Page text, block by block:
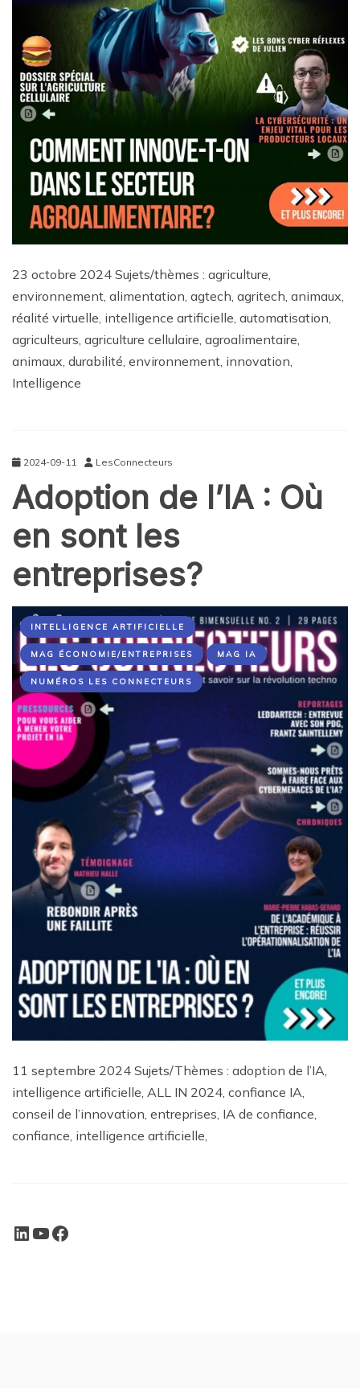
23 octobre 2024 Sujets/thèmes : agriculture,
environnement, alimentation, agtech, agritech, animaux,
réalité virtuelle, intelligence artificielle, automatisation,
agriculteurs, agriculture cellulaire, agroalimentaire,
animaux, durabilité, environnement, innovation,
Intelligence
2024-09-11 LesConnecteurs
Adoption de l’IA : Où
en sont les
entreprises?
INTELLIGENCE ARTIFICIELLE
MAG ÉCONOMIE/ENTREPRISES MAG IA
NUMÉROS LES CONNECTEURS
11 septembre 2024 Sujets/Thèmes : adoption de l’IA,
intelligence artificielle, ALL IN 2024, confiance IA,
conseil de l’innovation, entreprises, IA de confiance,
confiance, intelligence artificielle,